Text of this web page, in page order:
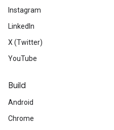
Instagram
LinkedIn
X (Twitter)
YouTube
Build
Android
Chrome